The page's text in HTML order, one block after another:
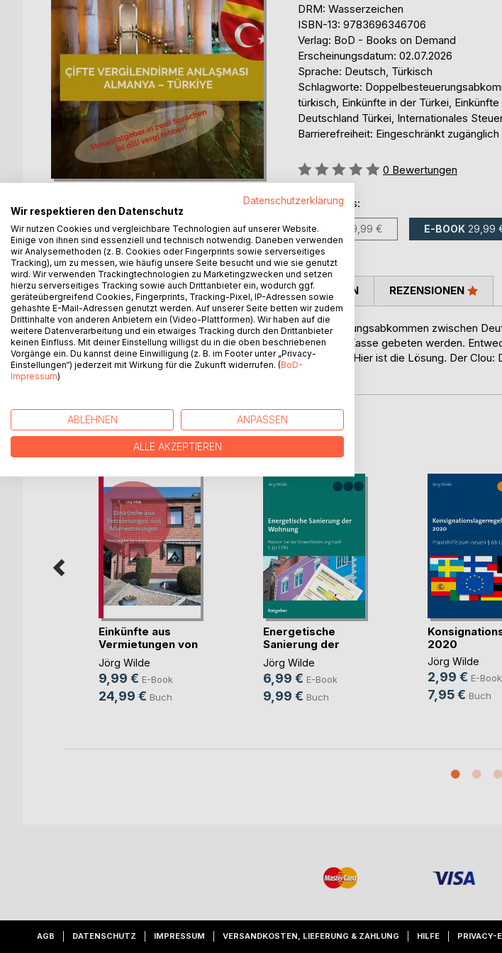
DRM: Wasserzeichen
ISBN-13: 9783696346706
Verlag: BoD - Books on Demand
Erscheinungsdatum: 02.07.2026
Sprache: Deutsch, Türkisch
Schlagworte:
türkisch, Einkünfte in der Türkei,
Deutschland Türkei, Internationales
Barrierefreiheit: Eingeschränkt zugänglich
Bewertung::
0%
0 Bewertungen
erhältlich als:
BUCH 39,99 € E-BOOK 29,99
BESCHREIBUNG
Das erste zweisprachige Fachbuch zum Doppelbesteuerungsabkommen zwischen
Das Buch löst die Frage, wo ich als Steuerpflichtiger zur Kasse gebeten werden.
der Türkei oder vielleicht in Deutschland oder der Türkei? Hier ist die Lösung. Der Clou:
deutschen und türkischen Sprache geschrieben.
AUTOR/IN PRESSESTIMMEN REZENSIONEN
WEITERE TITEL BEIBoD
Einkünfte aus
Vermietungen von
Mie(...)
Jörg Wilde
9,99 € E-Book
24,99 € Buch
Energetische
Sanierung der
Wohnung
Jörg Wilde
6,99 € E-Book
9,99 € Buch
2020
Jörg Wilde
2,99 € E-Book
7,95 € Buch
AGB DATENSCHUTZ IMPRESSUM VERSANDKOSTEN, LIEFERUNG & ZAHLUNG HILFE PRIVACY-
Datenschutzerklärung
Wir respektieren den Datenschutz
Wir nutzen Cookies und vergleichbare Technologien auf unserer Website.
Einige von ihnen sind essenziell und technisch notwendig. Daneben verwenden
wir Analysemethoden (z. B. Cookies oder Fingerprints sowie serverseitiges
Tracking), um zu messen, wie häufig unsere Seite besucht und wie sie genutzt
wird. Wir verwenden Trackingtechnologien zu Marketingzwecken und setzen
hierzu serverseitiges Tracking sowie auch Drittanbieter ein, wodurch ggf.
geräteübergreifend Cookies, Fingerprints, Tracking-Pixel, IP-Adressen sowie
gehashte E-Mail-Adressen genutzt werden. Auf unserer Seite betten wir zudem
Drittinhalte von anderen Anbietern ein (Video-Plattformen). Wir haben auf die
weitere Datenverarbeitung und ein etwaiges Tracking durch den Drittanbieter
keinen Einfluss. Mit deiner Einstellung willigst du in die oben beschriebenen
Vorgänge ein. Du kannst deine Einwilligung (z. B. im Footer unter „Privacy-
Einstellungen“) jederzeit mit Wirkung für die Zukunft widerrufen. (BoD-
Impressum)
ABLEHNEN ANPASSEN
ALLE AKZEPTIEREN